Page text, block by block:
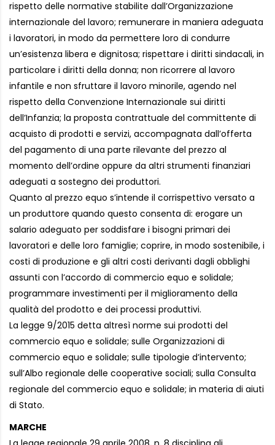
rispetto delle normative stabilite dall’Organizzazione
internazionale del lavoro; remunerare in maniera adeguata
i lavoratori, in modo da permettere loro di condurre
un’esistenza libera e dignitosa; rispettare i diritti sindacali, in
particolare i diritti della donna; non ricorrere al lavoro
infantile e non sfruttare il lavoro minorile, agendo nel
rispetto della Convenzione Internazionale sui diritti
dell’Infanzia; la proposta contrattuale del committente di
acquisto di prodotti e servizi, accompagnata dall’offerta
del pagamento di una parte rilevante del prezzo al
momento dell’ordine oppure da altri strumenti finanziari
adeguati a sostegno dei produttori.
Quanto al prezzo equo s’intende il corrispettivo versato a
un produttore quando questo consenta di: erogare un
salario adeguato per soddisfare i bisogni primari dei
lavoratori e delle loro famiglie; coprire, in modo sostenibile, i
costi di produzione e gli altri costi derivanti dagli obblighi
assunti con l’accordo di commercio equo e solidale;
programmare investimenti per il miglioramento della
qualità del prodotto e dei processi produttivi.
La legge 9/2015 detta altresì norme sui prodotti del
commercio equo e solidale; sulle Organizzazioni di
commercio equo e solidale; sulle tipologie d’intervento;
sull’Albo regionale delle cooperative sociali; sulla Consulta
regionale del commercio equo e solidale; in materia di aiuti
di Stato.
MARCHE